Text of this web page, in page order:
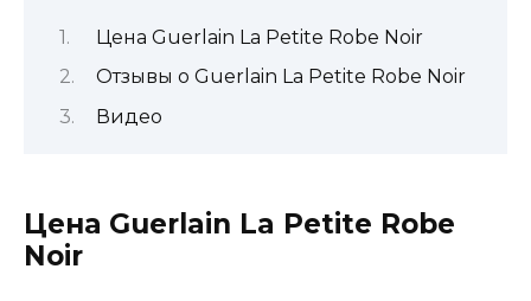
Цена Guerlain La Petite Robe Noir
Отзывы о Guerlain La Petite Robe Noir
Видео
Цена Guerlain La Petite Robe
Noir